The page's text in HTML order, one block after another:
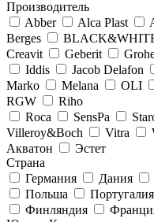
Производитель
Abber
Alca Plast
Berges
Creavit
Geberit
Iddis
Jacob Delafon
Marko
Melana OLI
RGW
Riho
Roca
SensPa
Villeroy&Boсh
Vitra
Акватон
Эстет
Страна
Германия
Дания
Польша
Португалия
Финляндия